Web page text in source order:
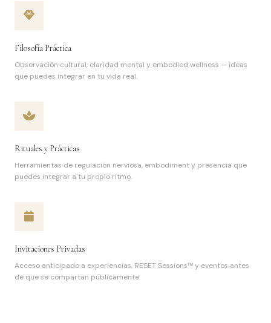
Filosofía Práctica
Observación cultural, claridad mental y embodied wellness — ideas
que puedes integrar en tu vida real.
Rituales y Prácticas
Herramientas de regulación nerviosa, embodiment y presencia que
puedes integrar a tu propio ritmo.
Invitaciones Privadas
Acceso anticipado a experiencias, RESET Sessions™ y eventos antes
de que se compartan públicamente.